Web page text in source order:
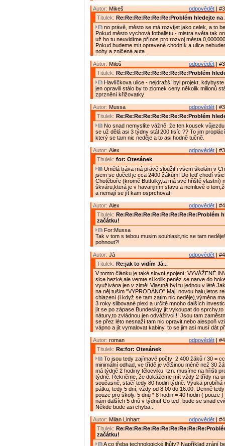
odpovědět |
Autor: Mikeš
Titulek: Re:Re:Re:Re:Re:Re:Problém hledejte na
no právě, město se má rozvíjet jako celek, a to
Pokud město vychová fotbalistu - mistra světa tak
už ho tu neuvidíme přínos pro rozvoj města
Pokud budeme mít opravené chodník a ulice
nohy a zničená auta.
odpovědět |
Autor: Miloš
Titulek: Re:Re:Re:Re:Re:Re:Re:Re:Problém
Havlíčkova ulice - nejdražší byl projekt, kdybyste
jen opravili stálo by to zlomek ceny několik milionů
zprznění křižovatky
odpovědět |
Autor: Mussa
Titulek: Re:Re:Re:Re:Re:Re:Re:Re:Problém
No snad nemyslíte vážně, že ten kousek
se už dělá asi 3 týdny stál 200 tisíc ?? To jim
který se tam nic neděje a to asi hodně tučně.
odpovědět |
Autor: Alex
Titulek: for: Otesánek
Umělá tráva má právě sloužit i všem školám v
jsem se dočetl je cca 2400 žákům! Do teď chodí
Chotěboře (kromě Buttulky,ta má své hřiště vlastní)
škváru,která je v havarijním stavu a nemluvě o
a nemají se jít kam osprchovat!
odpovědět |
Autor: Alex
Titulek: Re:Re:Re:Re:Re:Re:Re:Re:Re:Problém
začátku!
For:Mussa
Tak v tom s tebou musim souhlasit,nic se tam
pohnout?!
odpovědět |
Autor: Já
Titulek: Re:jak to vidím Já...
V tomto článku je také slovní spojení: VYVÁŽENÉ
sice hezké,ale vemte si kolik peněz se narve do
využívána jen v zimě! Vlastně byl tu jednou v létě
na něj tušim "VYPRODÁNO" Mají novou halu,letos
chlazení (i když se tam zatim nic neděje),výměna
3 roky slibované plexi a určitě mnoho dalších
jít se po zápase Bundesligy jít vykoupat do sprchy,to
nátury,to zvládnou jen odvážlivci!!! Jsou tam
se přez léto nesnaží tam nic opravit,nebo alespoň
vápno a jít vymalovat kabiny, to se jim asi musí dát
odpovědět |
Autor: roman
Titulek: Re:for: Otesánek
To jsou tedy zajímavé počty: 2.400 žáků / 30 =
minimální odhad, ve třídě je většinou méně než 30
má týdně 2 hodiny tělocviku, tzn. musíme na hřišti
týdně. Řekněme, že dokážeme mít vždy 2 třídy na
současně, stačí tedy 80 hodin týdně. Výuka probíhá
pátku, tedy 5 dní, vždy od 8:00 do 16:00. Denně
pouze pro školy. 5 dnů * 8 hodin = 40 hodin ( pouze
nám dalších 5 dnů v týdnu! Co teď, bude se snad
Někde bude asi chyba...
odpovědět |
Autor: Milan Linhart
Titulek:
začátku!
A co třeba technologické lhůty? Například zrání